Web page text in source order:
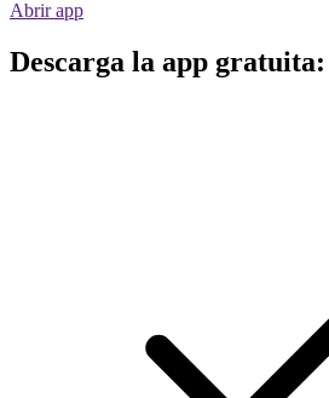
Abrir app
Descarga la app